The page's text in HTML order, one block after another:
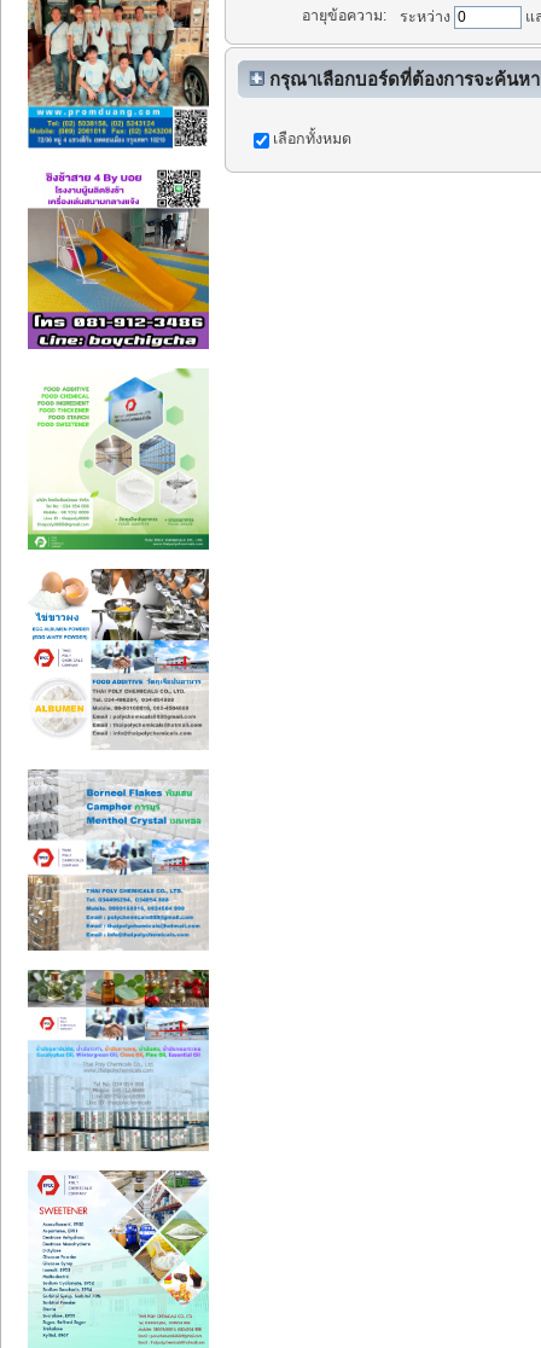
อายุข้อความ:
ระหว่าง แ
กรุณาเลือกบอร์ดที่ต้องการจะค้นห
เลือกทั้งหมด